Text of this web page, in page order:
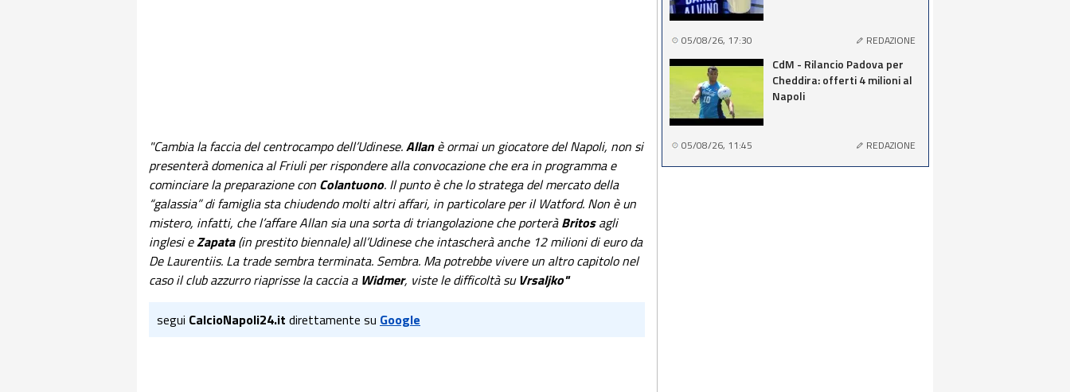
"Cambia la faccia del centrocampo dell’Udinese.Allanè ormai un giocatore del Napoli, non si
presenterà domenica al Friuli per rispondere alla convocazione che era in programma e
cominciare la preparazione con Colantuono. Il punto è che lo stratega del mercato della
“galassia” di famiglia sta chiudendo molti altri affari, in particolare per il Watford. Non è un
mistero, infatti, che l’affare Allan sia una sorta di triangolazione che porteràBritosagli
inglesi eZapata(in prestito biennale) all’Udinese che intascherà anche 12 milioni di euro da
De Laurentiis. La trade sembra terminata. Sembra. Ma potrebbe vivere un altro capitolo nel
caso il club azzurro riaprisse la caccia a Widmer, viste le difficoltà suVrsaljko"
segui CalcioNapoli24.it direttamente su Google
05/08/26, 17:30 REDAZIONE
CdM - Rilancio Padova per
Cheddira: offerti 4 milioni al
Napoli
05/08/26, 11:45 REDAZIONE